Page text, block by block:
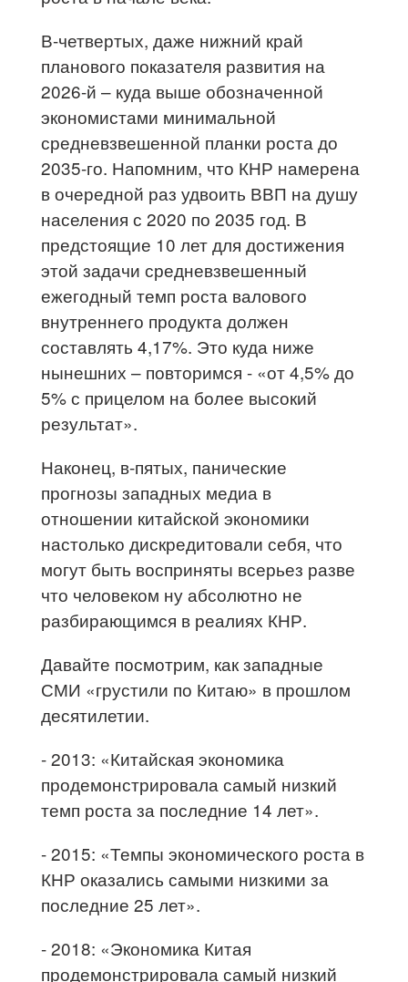
В-четвертых, даже нижний край
планового показателя развития на
2026-й – куда выше обозначенной
экономистами минимальной
средневзвешенной планки роста до
2035-го. Напомним, что КНР намерена
в очередной раз удвоить ВВП на душу
населения с 2020 по 2035 год. В
предстоящие 10 лет для достижения
этой задачи средневзвешенный
ежегодный темп роста валового
внутреннего продукта должен
составлять 4,17%. Это куда ниже
нынешних – повторимся - «от 4,5% до
5% с прицелом на более высокий
результат».
Наконец, в-пятых, панические
прогнозы западных медиа в
отношении китайской экономики
настолько дискредитовали себя, что
могут быть восприняты всерьез разве
что человеком ну абсолютно не
разбирающимся в реалиях КНР.
Давайте посмотрим, как западные
СМИ «грустили по Китаю» в прошлом
десятилетии.
- 2013: «Китайская экономика
продемонстрировала самый низкий
темп роста за последние 14 лет».
- 2015: «Темпы экономического роста в
КНР оказались самыми низкими за
последние 25 лет».
- 2018: «Экономика Китая
продемонстрировала самый низкий